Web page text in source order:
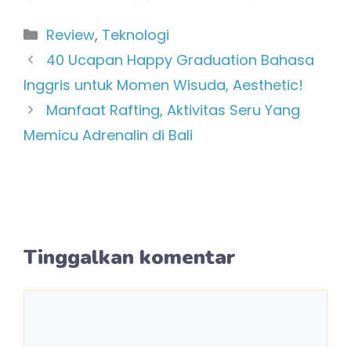
Kategori
Review, Teknologi
40 Ucapan Happy Graduation Bahasa
Inggris untuk Momen Wisuda, Aesthetic!
Manfaat Rafting, Aktivitas Seru Yang
Memicu Adrenalin di Bali
Tinggalkan komentar